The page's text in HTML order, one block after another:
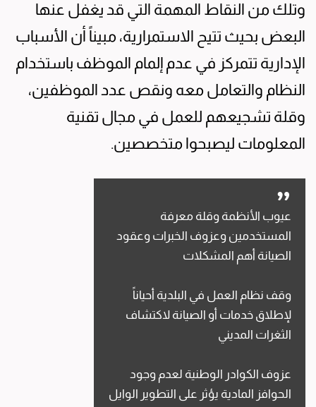
وتلك من النقاط المهمة التي قد يغفل عنها
البعض بحيث تتيح الاستمرارية، مبيناً أن الأسباب
الإدارية تتمركز في عدم إلمام الموظف باستخدام
النظام والتعامل معه ونقص عدد الموظفين،
وقلة تشجيعهم للعمل في مجال تقنية
المعلومات ليصبحوا متخصصين.
عيوب الأنظمة وقلة معرفة
المستخدمين وعزوف الخبرات وعقود
الصيانة أهم المشكلات
وقف نظام العمل في البلدية أحياناً
لإطلاق خدمات أو الصيانة لاكتشاف
الثغرات المديني
عزوف الكوادر الوطنية لعدم وجود
الحوافز المادية يؤثر على التطوير الوايل